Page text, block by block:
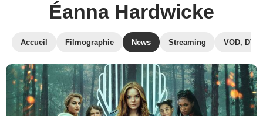
Éanna Hardwicke
Accueil Filmographie News Streaming VOD, DVD